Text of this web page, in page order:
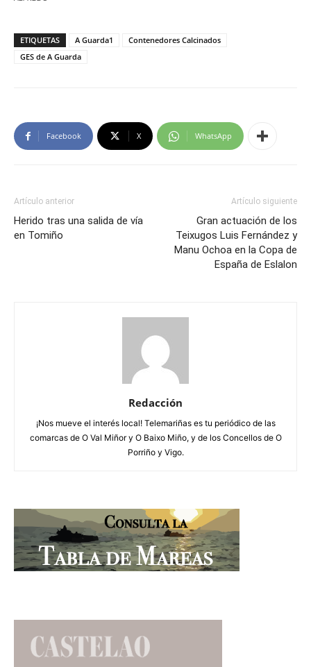
ETIQUETAS A Guarda1
Contenedores Calcinados
GES de A Guarda
Facebook X WhatsApp
Artículo anterior
Herido tras una salida de vía
en Tomiño
Artículo siguiente
Gran actuación de los
Teixugos Luis Fernández y
Manu Ochoa en la Copa de
España de Eslalon
Redacción
¡Nos mueve el interés local! Telemariñas es tu periódico de las
comarcas de O Val Miñor y O Baixo Miño, y de los Concellos de O
Porriño y Vigo.